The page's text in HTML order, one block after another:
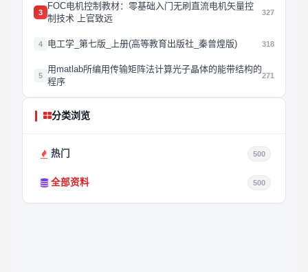
3
FOC电机控制教材：零基础入门无刷直流电机矢量控
制技术 上官致远
327
4 电工学_第七版_上册(高等教育出版社_秦曾煌版) 318
5
用matlab所编用传输矩阵法计算光子晶体的能带结构的
程序
271
分类浏览
热门 500
全部资料 500